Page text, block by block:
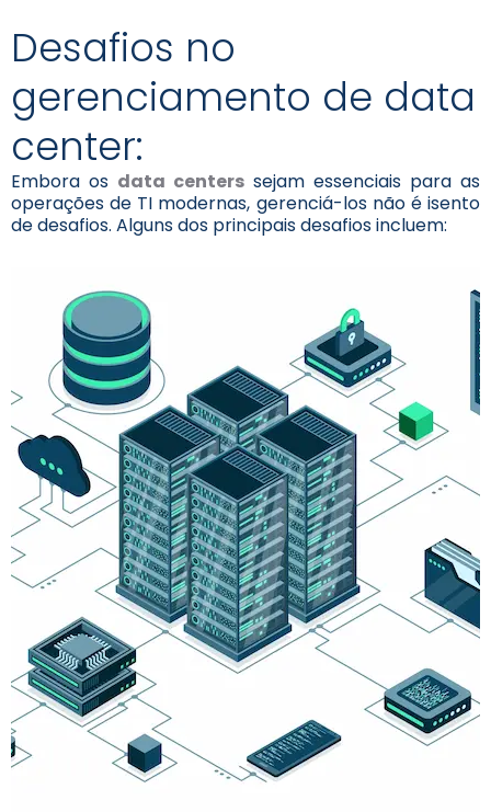
Desafios no
gerenciamento de data
center:
Embora os data centers sejam essenciais para as
operações de TI modernas, gerenciá-los não é isento
de desafios. Alguns dos principais desafios incluem: